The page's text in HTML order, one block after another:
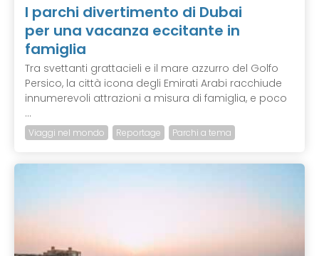
I parchi divertimento di Dubai
per una vacanza eccitante in
famiglia
Tra svettanti grattacieli e il mare azzurro del Golfo
Persico, la città icona degli Emirati Arabi racchiude
innumerevoli attrazioni a misura di famiglia, e poco
...
Viaggi nel mondo Reportage Parchi a tema